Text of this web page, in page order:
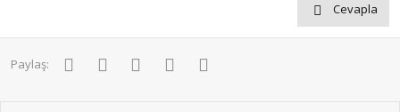
Cevapla
Paylaş: FacebookTwitter PinterestWhatsApp